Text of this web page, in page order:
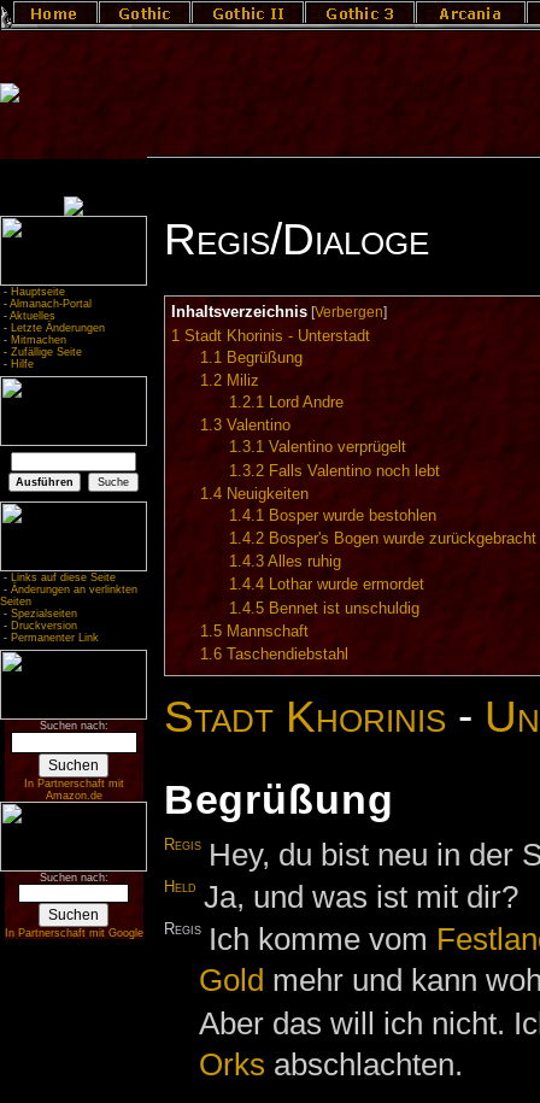
- Hauptseite
- Almanach-Portal
- Aktuelles
- Letzte Änderungen
- Mitmachen
- Zufällige Seite
- Hilfe
- Links auf diese Seite
- Änderungen an verlinkten
Seiten
- Spezialseiten
- Druckversion
- Permanenter Link
Suchen nach:
In Partnerschaft mit
Amazon.de
Suchen nach:
In Partnerschaft mit Google
Regis/Dialoge
Inhaltsverzeichnis[Verbergen]
1 Stadt Khorinis - Unterstadt
1.1 Begrüßung
1.2 Miliz
1.2.1 Lord Andre
1.3 Valentino
1.3.1 Valentino verprügelt
1.3.2 Falls Valentino noch lebt
1.4 Neuigkeiten
1.4.1 Bosper wurde bestohlen
1.4.2 Bosper's Bogen wurde zurückgebracht
1.4.3 Alles ruhig
1.4.4 Lothar wurde ermordet
1.4.5 Bennet ist unschuldig
1.5 Mannschaft
1.6 Taschendiebstahl
Stadt Khorinis-
Begrüßung
Regis Hey, du bist neu in der
Held Ja, und was ist mit dir?
Regis Ich komme vom
Gold mehr und kann
Aber das will ich nicht.
Orks abschlachten.